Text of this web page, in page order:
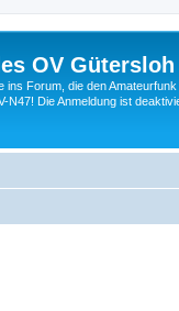
OV Gütersloh
ins Forum, die den
N47! Die Anmeldung ist